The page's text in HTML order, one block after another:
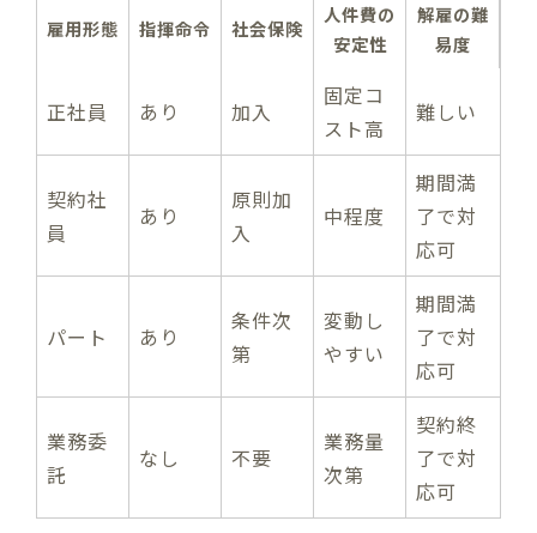
雇用形態 指揮命令 社会保険
人件費の
安定性
解雇の難
易度
正社員 あり 加入
固定コ
スト高
難しい
契約社
員
あり
原則加
入
中程度
期間満
了で対
応可
パート あり
条件次
第
変動し
やすい
期間満
了で対
応可
業務委
託
なし 不要
業務量
次第
契約終
了で対
応可